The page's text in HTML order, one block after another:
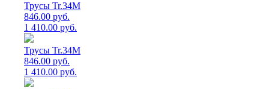
Трусы Tr.34M
846.00 руб.
1 410.00 руб.
Трусы Tr.34M
846.00 руб.
1 410.00 руб.